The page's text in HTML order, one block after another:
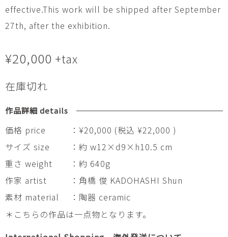
effective.This work will be shipped after September
27th, after the exhibition.
¥20,000 +tax
在庫切れ
作品詳細 details
価格 price
：¥20,000 (税込 ¥22,000 )
サイズ size
：約 w12×d9×h10.5 cm
重さ weight
：約 640g
作家 artist
：角橋 俊 KADOHASHI Shun
素材 material
：陶器 ceramic
＊こちらの作品は一点物となります。